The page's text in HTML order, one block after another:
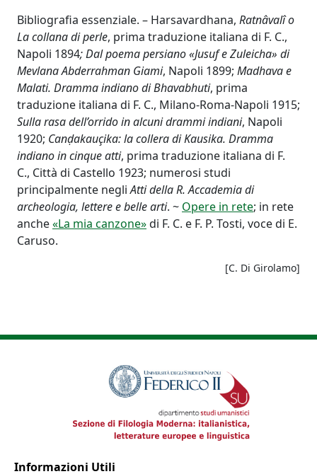
Bibliografia essenziale. – Harsavardhana, Ratnâvalî o
La collana di perle, prima traduzione italiana di F. C.,
Napoli 1894; Dal poema persiano «Jusuf e Zuleicha» di
Mevlana Abderrahman Giami, Napoli 1899; Madhava e
Malati. Dramma indiano di Bhavabhuti, prima
traduzione italiana di F. C., Milano-Roma-Napoli 1915;
Sulla rasa dell’orrido in alcuni drammi indiani, Napoli
1920; Canḍakaucika: la collera di Kausika. Dramma
indiano in cinque atti, prima traduzione italiana di F.
C., Città di Castello 1923; numerosi studi
principalmente negliAtti della R. Accademia di
archeologia, lettere e belle arti. ~ Opere in rete; in rete
anche«La mia canzone»di F. C. e F. P. Tosti, voce di E.
Caruso.
[C. Di Girolamo]
Informazioni Utili